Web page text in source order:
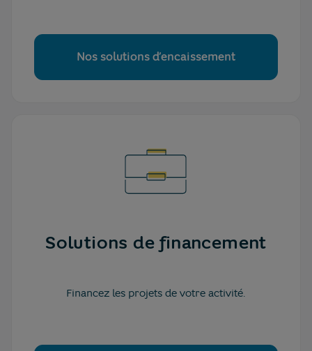
Nos solutions d’encaissement
Solutions de financement
Financez les projets de votre activité.